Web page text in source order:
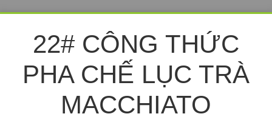
22# CÔNG THỨC
PHA CHẾ LỤC TRÀ
MACCHIATO